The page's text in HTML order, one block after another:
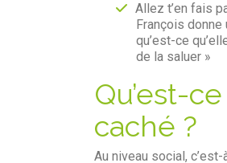
Allez t’en fais
François donne
qu’est-ce
de la saluer »
Qu’est-
caché ?
Au niveau social,